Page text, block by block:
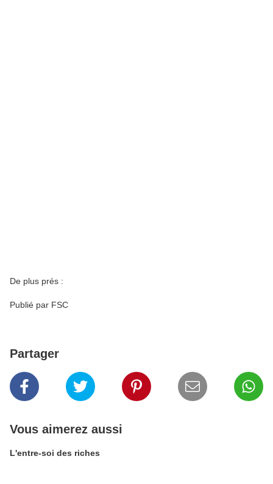
De plus prés :
Publié par FSC
Partager
Vous aimerez aussi
L'entre-soi des riches